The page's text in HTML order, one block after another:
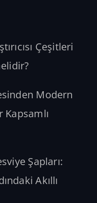
Çeşitleri
Modern
Kapsamlı
Şapları:
Akıllı